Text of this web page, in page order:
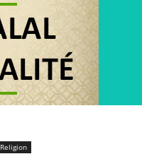
Religion